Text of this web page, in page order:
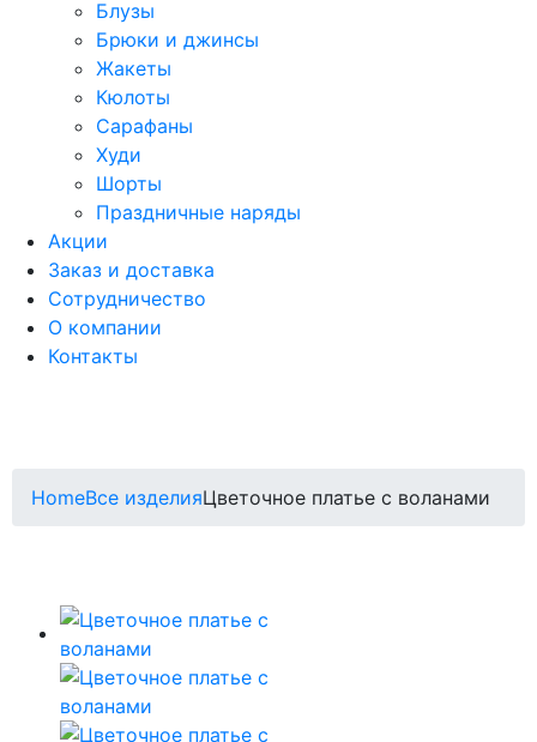
Блузы
Брюки и джинсы
Жакеты
Кюлоты
Сарафаны
Худи
Шорты
Праздничные наряды
Акции
Заказ и доставка
Сотрудничество
О компании
Контакты
HomeВсе изделияЦветочное платье с воланами